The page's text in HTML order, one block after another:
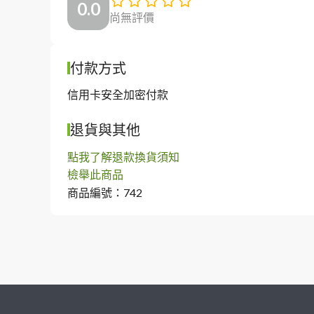
0.0 尚無評價
付款方式
信用卡安全加密付款
退貨與其他
點我了解退款換貨須知
檢舉此商品
商品編號：742